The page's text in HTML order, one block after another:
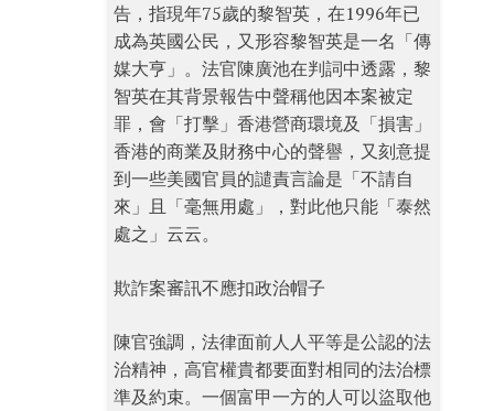
告，指現年75歲的黎智英，在1996年已
成為英國公民，又形容黎智英是一名「傳
媒大亨」。法官陳廣池在判詞中透露，黎
智英在其背景報告中聲稱他因本案被定
罪，會「打擊」香港營商環境及「損害」
香港的商業及財務中心的聲譽，又刻意提
到一些美國官員的譴責言論是「不請自
來」且「毫無用處」，對此他只能「泰然
處之」云云。
欺詐案審訊不應扣政治帽子
陳官強調，法律面前人人平等是公認的法
治精神，高官權貴都要面對相同的法治標
準及約束。一個富甲一方的人可以盜取他